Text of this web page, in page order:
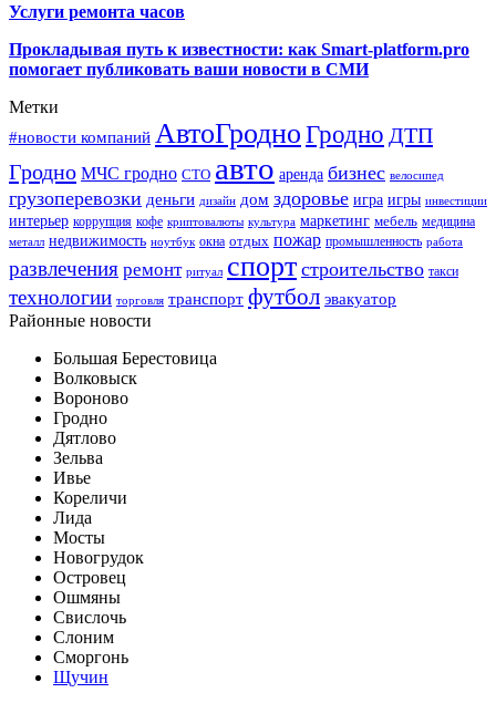
Услуги ремонта часов
Прокладывая путь к известности: как Smart-platform.pro
помогает публиковать ваши новости в СМИ
Метки
#новости компаний АвтоГродноГродно ДТП
Гродно МЧС гродно СТО авто аренда бизнес велосипед
грузоперевозки деньги дизайн дом здоровье игра игры инвестиции
интерьер коррупция кофе криптовалюты культура маркетинг мебель медицина
металл недвижимость ноутбук окна отдых пожар промышленность работа
развлечения ремонт ритуал спорт строительство такси
технологии торговля транспорт футбол эвакуатор
Районные новости
Большая Берестовица
Волковыск
Вороново
Гродно
Дятлово
Зельва
Ивье
Кореличи
Лида
Мосты
Новогрудок
Островец
Ошмяны
Свислочь
Слоним
Сморгонь
Щучин